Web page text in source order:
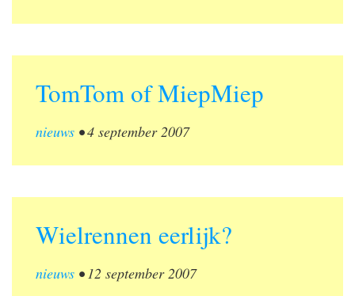
TomTom of MiepMiep
nieuws •4 september 2007
Wielrennen eerlijk?
nieuws •12 september 2007